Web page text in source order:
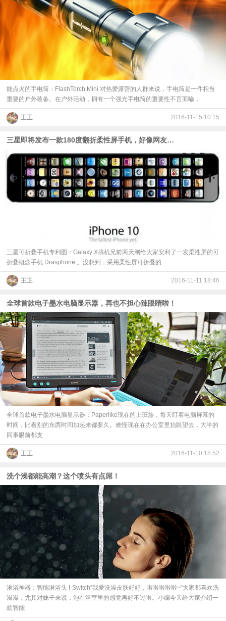
能点火的手电筒：FlashTorch Mini 对热爱露营的人群来说，手电筒是一件相当
重要的户外装备。在户外活动，拥有一个强光手电筒的重要性不言而喻，
王正 2016-11-15 10:15
三星即将发布一款180度翻折柔性屏手机，好像网友恶搞的 iPhone10 ！
三星可折叠手机专利图：Galaxy X搞机兄前两天刚给大家安利了一发柔性屏的可
折叠概念手机 Drasphone 。没想到，采用柔性屏可折叠的
王正 2016-11-11 18:46
全球首款电子墨水电脑显示器，再也不担心辣眼睛啦！
全球首款电子墨水电脑显示器：Paperlike现在的上班族，每天盯着电脑屏幕的
时间，比看别的东西时间加起来都要久。难怪现在在办公室里抬眼望去，大半的
同事眼前都支
王正 2016-11-10 18:52
洗个澡都能高潮？这个喷头有点屌！
淋浴神器：智能淋浴头 I-Switch“我爱洗澡皮肤好好，啦啦啦啦啦~”大家都喜欢洗
澡澡，尤其对妹子来说，泡在浴室里的感觉再好不过啦。小编今天给大家介绍一
款智能